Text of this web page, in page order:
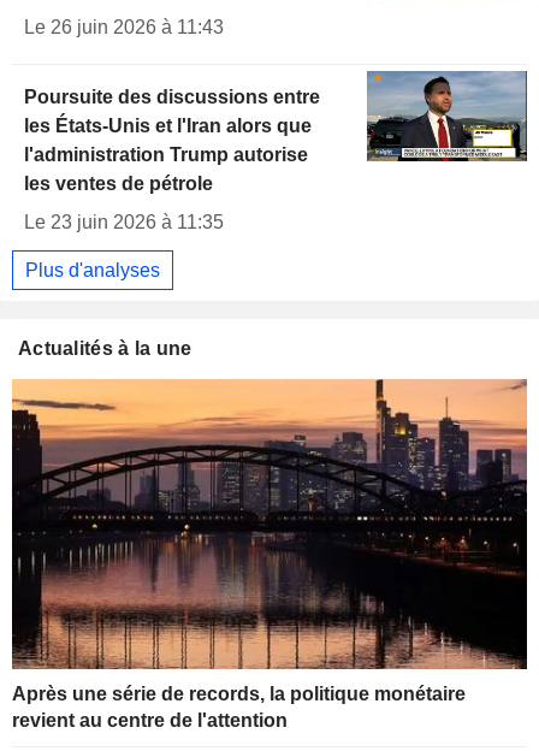
Le 26 juin 2026 à 11:43
Poursuite des discussions entre
les États-Unis et l'Iran alors que
l'administration Trump autorise
les ventes de pétrole
Le 23 juin 2026 à 11:35
Plus d'analyses
Actualités à la une
Après une série de records, la politique monétaire
revient au centre de l'attention